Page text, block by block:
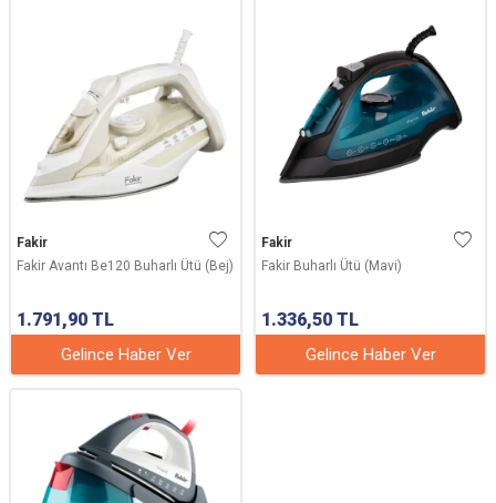
Fakir
Fakir Avantı Be120 Buharlı Ütü (Bej)
1.791,90 TL
Gelince Haber Ver
Fakir
Fakir Buharlı Ütü (Mavi)
1.336,50 TL
Gelince Haber Ver